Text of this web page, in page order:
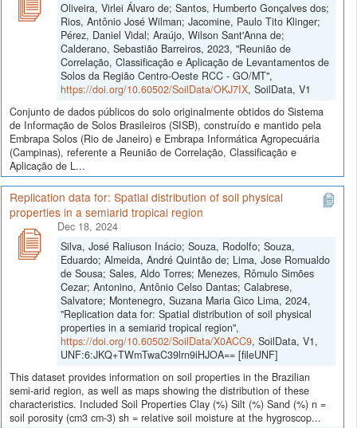
Oliveira, Virlei Álvaro de; Santos, Humberto Gonçalves dos;
Rios, Antônio José Wilman; Jacomine, Paulo Tito Klinger;
Pérez, Daniel Vidal; Araújo, Wilson Sant'Anna de;
Calderano, Sebastião Barreiros, 2023, "Reunião de
Correlação, Classificação e Aplicação de Levantamentos de
Solos da Região Centro-Oeste RCC - GO/MT",
https://doi.org/10.60502/SoilData/OKJ7IX, SoilData, V1
Conjunto de dados públicos do solo originalmente obtidos do Sistema
de Informação de Solos Brasileiros (SISB), construído e mantido pela
Embrapa Solos (Rio de Janeiro) e Embrapa Informática Agropecuária
(Campinas), referente a Reunião de Correlação, Classificação e
Aplicação de L...
Replication data for: Spatial distribution of soil physical
properties in a semiarid tropical region
Dec 18, 2024
Silva, José Raliuson Inácio; Souza, Rodolfo; Souza,
Eduardo; Almeida, André Quintão de; Lima, Jose Romualdo
de Sousa; Sales, Aldo Torres; Menezes, Rômulo Simões
Cezar; Antonino, Antônio Celso Dantas; Calabrese,
Salvatore; Montenegro, Suzana Maria Gico Lima, 2024,
"Replication data for: Spatial distribution of soil physical
properties in a semiarid tropical region",
https://doi.org/10.60502/SoilData/X0ACC9, SoilData, V1,
UNF:6:JKQ+TWmTwaC39lrn9iHJOA== [fileUNF]
This dataset provides information on soil properties in the Brazilian
semi-arid region, as well as maps showing the distribution of these
characteristics. Included Soil Properties Clay (%) Silt (%) Sand (%) n =
soil porosity (cm3 cm-3) sh = relative soil moisture at the hygroscop...